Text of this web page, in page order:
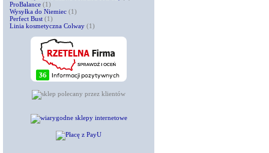
ProBalance (1)
Wysyłka do Niemiec (1)
Perfect Bust (1)
Linia kosmetyczna Colway (1)